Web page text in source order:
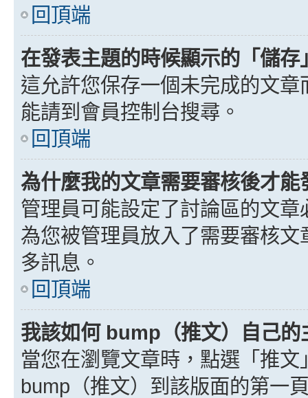
回頂端
在發表主題的時候顯示的「儲
這允許您保存一個未完成的文
能請到會員控制台搜尋。
回頂端
為什麼我的文章需要審核後才能
管理員可能設定了討論區的文
為您被管理員放入了需要審核
多訊息。
回頂端
我該如何 bump（推文）自己的
當您在瀏覽文章時，點選「推
bump（推文）到該版面的第一